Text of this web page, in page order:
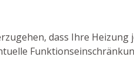
dass Ihre Heizung